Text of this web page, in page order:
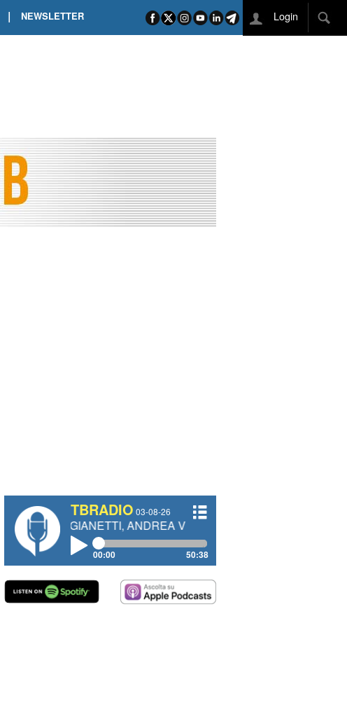
MERLETTE INCORONA CARAPAZ
DI PHILIPSEN SU SCHMID E KOOIJ
| NEWSLETTER Login
TBRADIO 03-08-26
ANDREA VENDRAME, FILIPPO FIORELLI
00:00 50:38